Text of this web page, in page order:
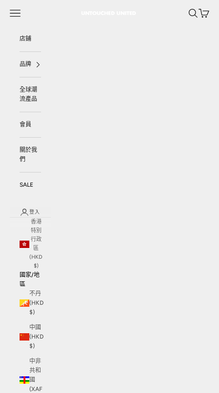
選單 搜尋購物車
店鋪
品牌
全球潮
流產品
會員
關於我
們
SALE
登入
香港
特別
行政
區
(HKD
$)
國家/地
區
不丹
(HKD
$)
中國
(HKD
$)
中非
共和
國
(XAF